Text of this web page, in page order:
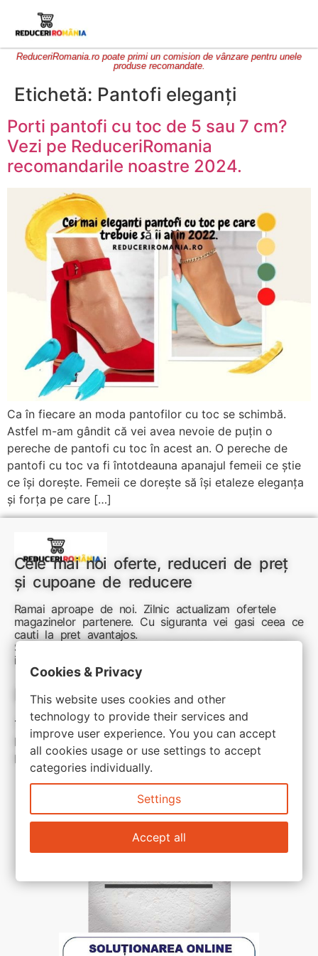
ReduceriRomania.ro poate primi un comision de vânzare pentru unele
produse recomandate.
Etichetă: Pantofi eleganți
Porti pantofi cu toc de 5 sau 7 cm?
Vezi pe ReduceriRomania
recomandarile noastre 2024.
Ca în fiecare an moda pantofilor cu toc se schimbă.
Astfel m-am gândit că vei avea nevoie de puțin o
pereche de pantofi cu toc în acest an. O pereche de
pantofi cu toc va fi întotdeauna apanajul femeii ce știe
ce își dorește. Femeii ce dorește să își etaleze eleganța
și forța pe care […]
Cele mai noi oferte, reduceri de preț
și cupoane de reducere
Ramai aproape de noi. Zilnic actualizam ofertele
magazinelor partenere. Cu siguranta vei gasi ceea ce
cauti la pret avantajos.
Sunteti aici pentru reduceri inteligente si cumpărături
inspirate
Link-uri utile:
Termeni si conditii
Politica de confidentialitate
Politica de cookie
Cookies & Privacy
This website uses cookies and other
technology to provide their services and
improve user experience. You you can accept
all cookies usage or use settings to accept
categories individually.
Settings
Accept all